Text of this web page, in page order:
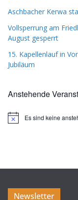
Aschbacher Kerwa
Vollsperrung am
August gesperrt
15. Kapellenlauf in
Jubiläum
Anstehende
H
s
Es sind keine
Newsletter